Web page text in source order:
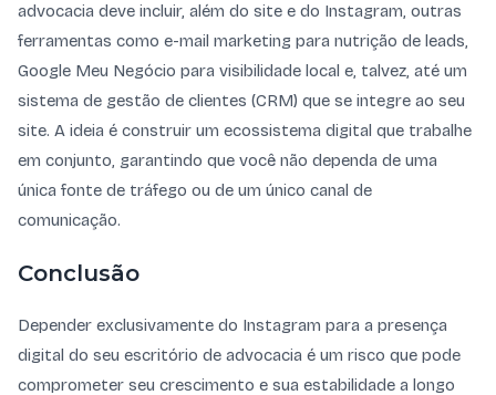
advocacia deve incluir, além do site e do Instagram, outras
ferramentas como e-mail marketing para nutrição de leads,
Google Meu Negócio para visibilidade local e, talvez, até um
sistema de gestão de clientes (CRM) que se integre ao seu
site. A ideia é construir um ecossistema digital que trabalhe
em conjunto, garantindo que você não dependa de uma
única fonte de tráfego ou de um único canal de
comunicação.
Conclusão
Depender exclusivamente do Instagram para a presença
digital do seu escritório de advocacia é um risco que pode
comprometer seu crescimento e sua estabilidade a longo